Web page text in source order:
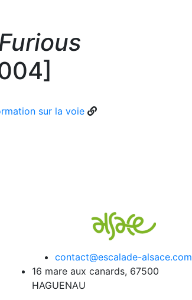
sur la voie
contact@escalade-alsace.com
16 mare aux canards, 67500
HAGUENAU